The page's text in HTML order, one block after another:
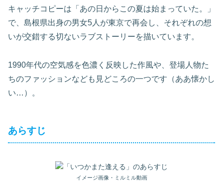
キャッチコピーは「あの日からこの夏は始まっていた。」
で、島根県出身の男女5人が東京で再会し、それぞれの想
いが交錯する切ないラブストーリーを描いています。
1990年代の空気感を色濃く反映した作風や、登場人物た
ちのファッションなども見どころの一つです（ああ懐かし
い…）。
あらすじ
イメージ画像・ミルミル動画